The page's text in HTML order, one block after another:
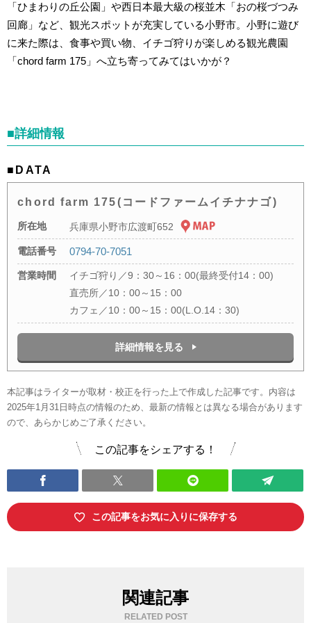
「ひまわりの丘公園」や西日本最大級の桜並木「おの桜づつみ
回廊」など、観光スポットが充実している小野市。小野に遊び
に来た際は、食事や買い物、イチゴ狩りが楽しめる観光農園
「chord farm 175」へ立ち寄ってみてはいかが？
■詳細情報
■DATA
chord farm 175(コードファームイチナナゴ)
所在地 兵庫県小野市広渡町652
電話番号 0794-70-7051
営業時間
イチゴ狩り／9：30～16：00(最終受付14：00)
直売所／10：00～15：00
カフェ／10：00～15：00(L.O.14：30)
詳細情報を見る
本記事はライターが取材・校正を行った上で作成した記事です。内容は
2025年1月31日時点の情報のため、最新の情報とは異なる場合があります
ので、あらかじめご了承ください。
この記事をシェアする！
この記事をお気に入りに保存する
関連記事
RELATED POST